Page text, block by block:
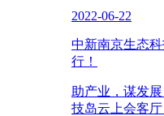
2022-06-22
中新南京生态
行！
助产业，谋发
技岛云上会客厅